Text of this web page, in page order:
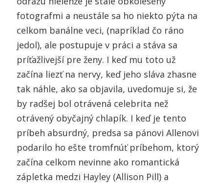
fotografmi a neustále sa ho niekto pýta na
celkom banálne veci, (napríklad čo ráno
jedol), ale postupuje v práci a stáva sa
príťažlivejší pre ženy. I keď mu toto už
začína liezť na nervy, keď jeho sláva zhasne
tak náhle, ako sa objavila, uvedomuje si, že
by radšej bol otrávená celebrita než
otrávený obyčajný chlapík. I keď je tento
príbeh absurdný, predsa sa pánovi Allenovi
podarilo ho ešte tromfnúť príbehom, ktorý
začína celkom nevinne ako romantická
zápletka medzi Hayley (Allison Pill) a